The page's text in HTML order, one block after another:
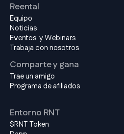
Reental
Equipo
Noticias
Eventos y Webinars
Trabaja con nosotros
Comparte y gana
Trae un amigo
Programa de afiliados
Entorno RNT
$RNT Token